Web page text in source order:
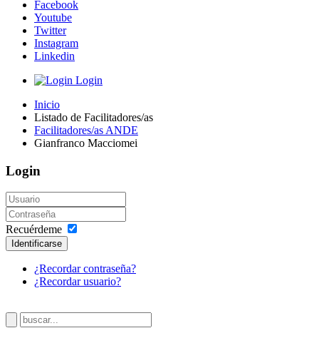
Facebook
Youtube
Twitter
Instagram
Linkedin
Login
Inicio
Listado de Facilitadores/as
Facilitadores/as ANDE
Gianfranco Macciomei
Login
Recuérdeme
Identificarse
¿Recordar contraseña?
¿Recordar usuario?